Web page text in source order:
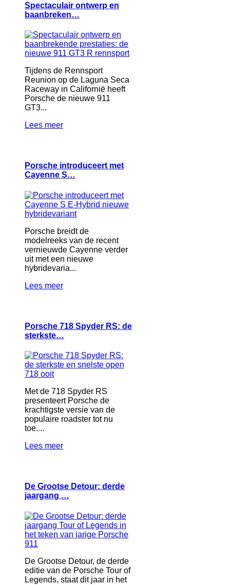
Spectaculair ontwerp en
baanbreken…
Tijdens de Rennsport
Reunion op de Laguna Seca
Raceway in Californië heeft
Porsche de nieuwe 911
GT3...
Lees meer
Porsche introduceert met
Cayenne S…
Porsche breidt de
modelreeks van de recent
vernieuwde Cayenne verder
uit met een nieuwe
hybridevaria...
Lees meer
Porsche 718 Spyder RS: de
sterkste…
Met de 718 Spyder RS
presenteert Porsche de
krachtigste versie van de
populaire roadster tot nu
toe....
Lees meer
De Grootse Detour: derde
jaargang …
De Grootse Detour, de derde
editie van de Porsche Tour of
Legends, staat dit jaar in het